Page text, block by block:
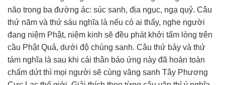
não trong ba đường ác: súc sanh, địa ngục, ngạ quỷ. Câu
thứ năm và thứ sáu nghĩa là nếu có ai thấy, nghe người
đang niệm Phật, niệm kinh sẽ đều phát khởi tấm lòng trên
cầu Phật Quả, dưới độ chúng sanh. Câu thứ bảy và thứ
tám nghĩa là sau khi cái thân báo ứng này đã hoàn toàn
chấm dứt thì mọi người sẽ cùng vãng sanh Tây Phương